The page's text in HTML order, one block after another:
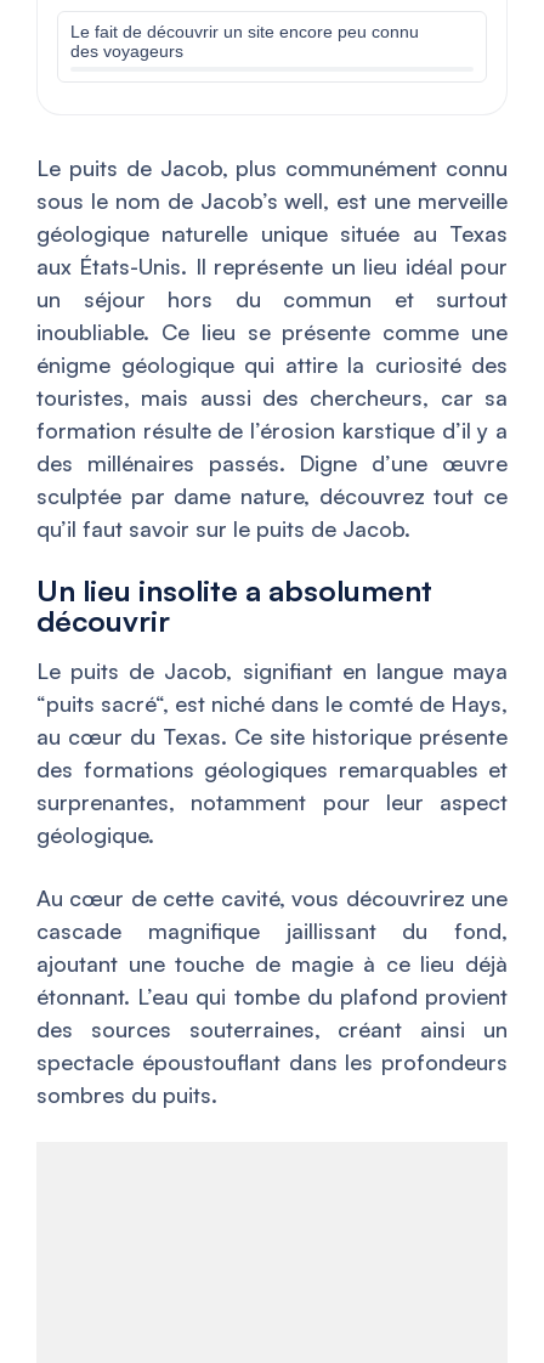
Le fait de découvrir un site encore peu connu
des voyageurs
Le puits de Jacob, plus communément connu
sous le nom de Jacob’s well, est une merveille
géologique naturelle unique située au Texas
aux États-Unis. Il représente un lieu idéal pour
un séjour hors du commun et surtout
inoubliable. Ce lieu se présente comme une
énigme géologique qui attire la curiosité des
touristes, mais aussi des chercheurs, car sa
formation résulte de l’érosion karstique d’il y a
des millénaires passés. Digne d’une œuvre
sculptée par dame nature, découvrez tout ce
qu’il faut savoir sur le puits de Jacob.
Un lieu insolite a absolument
découvrir
Le puits de Jacob, signifiant en langue maya
“puits sacré“, est niché dans le comté de Hays,
au cœur du Texas. Ce site historique présente
des formations géologiques remarquables et
surprenantes, notamment pour leur aspect
géologique.
Au cœur de cette cavité, vous découvrirez une
cascade magnifique jaillissant du fond,
ajoutant une touche de magie à ce lieu déjà
étonnant. L’eau qui tombe du plafond provient
des sources souterraines, créant ainsi un
spectacle époustouflant dans les profondeurs
sombres du puits.